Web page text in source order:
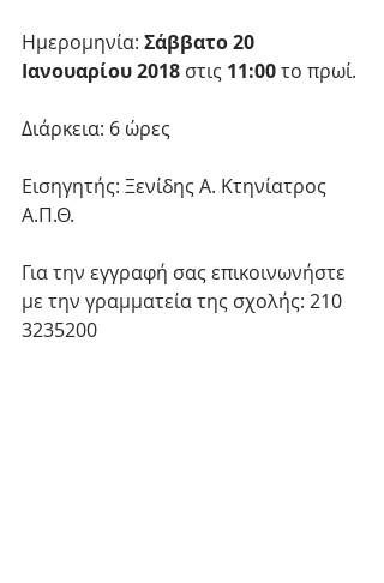
Ημερομηνία: Σάββατο 20
Ιανουαρίου 2018 στις 11:00 το πρωί.
Διάρκεια: 6 ώρες
Εισηγητής: Ξενίδης Α. Κτηνίατρος
Α.Π.Θ.
Για την εγγραφή σας επικοινωνήστε
με την γραμματεία της σχολής: 210
3235200